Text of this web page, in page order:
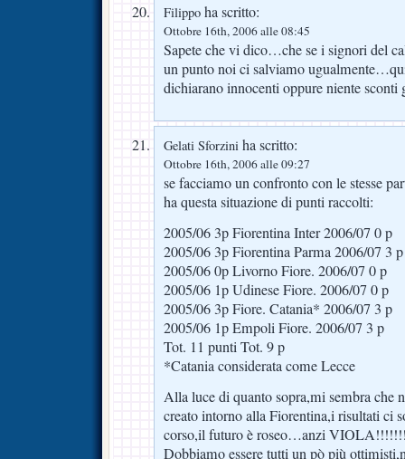
Filippo ha scritto:
Ottobre 16th, 2006 alle 08:45
Sapete che vi dico…che se i signori del
un punto noi ci salviamo
dichiarano innocenti oppure niente
Gelati Sforzini ha scritto:
Ottobre 16th, 2006 alle 09:27
se facciamo un confronto con le stesse
ha questa situazione di punti raccolti:
2005/06 3p Fiorentina Inter 2006/07 0 p
2005/06 3p Fiorentina Parma 2006/07 3 p
2005/06 0p Livorno Fiore. 2006/07 0 p
2005/06 1p Udinese Fiore. 2006/07 0 p
2005/06 3p Fiore. Catania* 2006/07 3 p
2005/06 1p Empoli Fiore. 2006/07 3 p
Tot. 11 punti Tot. 9 p
*Catania considerata come Lecce
Alla luce di quanto sopra,mi sembra che
creato intorno alla Fiorentina,i risultati ci
corso,il futuro è roseo…anzi
Dobbiamo essere tutti un pò più